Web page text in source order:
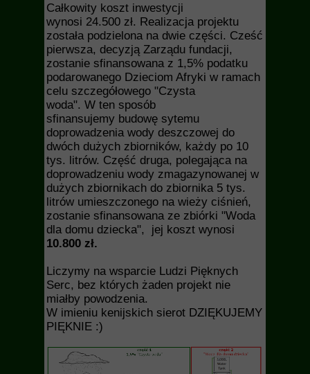
Całkowity koszt inwestycji
wynosi 24.500 zł. Realizacja projektu
została podzielona na dwie części. Cześć
pierwsza, decyzją Zarządu fundacji,
zostanie sfinansowana z 1,5% podatku
podarowanego Dzieciom Afryki w ramach
celu szczegółowego "Czysta
woda". W ten sposób
sfinansujemy budowę sytemu
doprowadzenia wody deszczowej do
dwóch dużych zbiorników, każdy po 10
tys. litrów. Część druga, polegająca na
doprowadzeniu wody zmagazynowanej w
dużych zbiornikach do zbiornika 5 tys.
litrów umieszczonego na wieży ciśnień,
zostanie sfinansowana ze zbiórki "Woda
dla domu dziecka", jej koszt wynosi
10.800 zł.
Liczymy na wsparcie Ludzi Pięknych
Serc, bez których żaden projekt nie
miałby powodzenia.
W imieniu kenijskich sierot DZIĘKUJEMY
PIĘKNIE :)